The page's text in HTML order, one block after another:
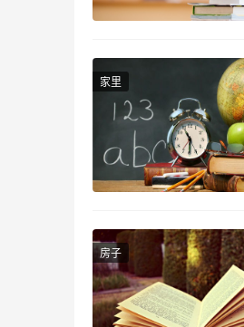
家里
房子